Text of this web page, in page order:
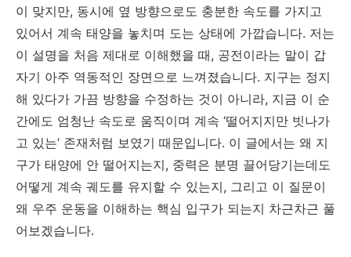
이 맞지만, 동시에 옆 방향으로도 충분한 속도를 가지고
있어서 계속 태양을 놓치며 도는 상태에 가깝습니다. 저는
이 설명을 처음 제대로 이해했을 때, 공전이라는 말이 갑
자기 아주 역동적인 장면으로 느껴졌습니다. 지구는 정지
해 있다가 가끔 방향을 수정하는 것이 아니라, 지금 이 순
간에도 엄청난 속도로 움직이며 계속 ‘떨어지지만 빗나가
고 있는’ 존재처럼 보였기 때문입니다. 이 글에서는 왜 지
구가 태양에 안 떨어지는지, 중력은 분명 끌어당기는데도
어떻게 계속 궤도를 유지할 수 있는지, 그리고 이 질문이
왜 우주 운동을 이해하는 핵심 입구가 되는지 차근차근 풀
어보겠습니다.